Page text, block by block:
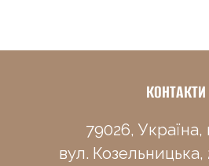
КОНТАКТИ
79026, Україна,
вул. Козельницька,